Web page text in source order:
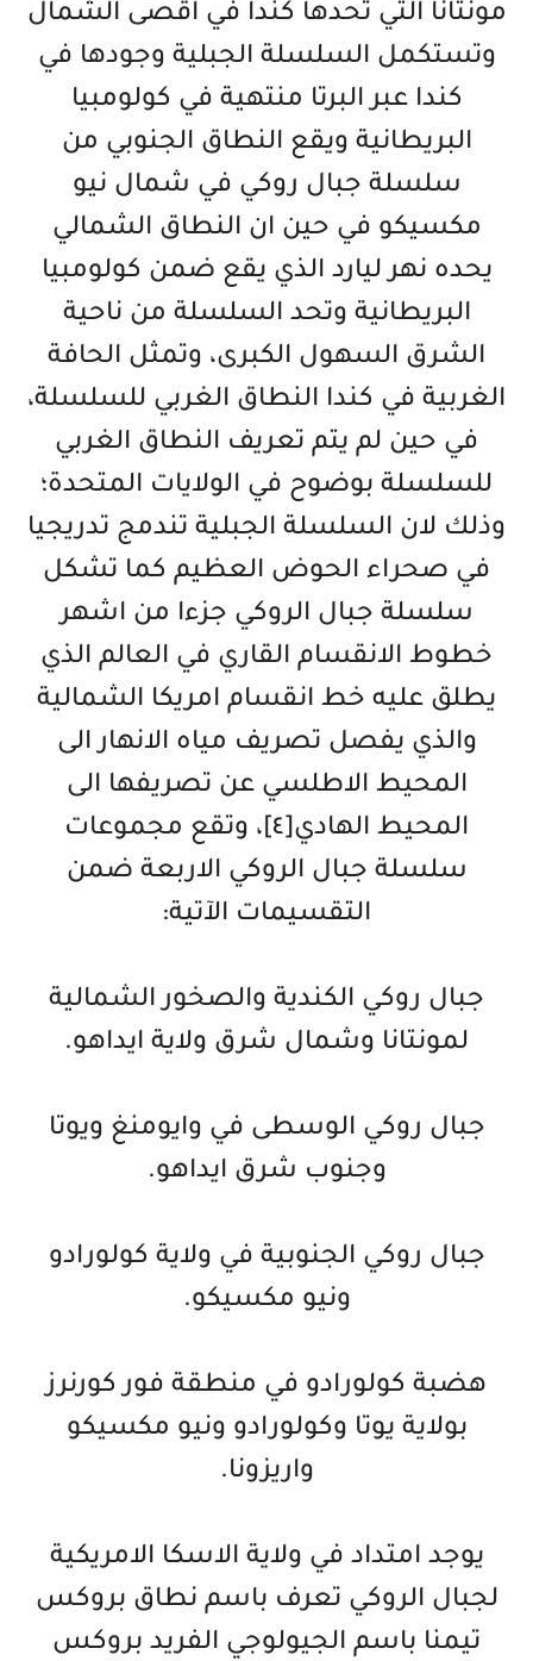
مونتانا التي تحدها كندا في اقصى الشمال
وتستكمل السلسلة الجبلية وجودها في
كندا عبر البرتا منتهية في كولومبيا
البريطانية ويقع النطاق الجنوبي من
سلسلة جبال روكي في شمال نيو
مكسيكو في حين ان النطاق الشمالي
يحده نهر ليارد الذي يقع ضمن كولومبيا
البريطانية وتحد السلسلة من ناحية
الشرق السهول الكبرى، وتمثل الحافة
الغربية في كندا النطاق الغربي للسلسلة،
في حين لم يتم تعريف النطاق الغربي
للسلسلة بوضوح في الولايات المتحدة؛
وذلك لان السلسلة الجبلية تندمج تدريجيا
في صحراء الحوض العظيم كما تشكل
سلسلة جبال الروكي جزءا من اشهر
خطوط الانقسام القاري في العالم الذي
يطلق عليه خط انقسام امريكا الشمالية
والذي يفصل تصريف مياه الانهار الى
المحيط الاطلسي عن تصريفها الى
المحيط الهادي[٤]، وتقع مجموعات
سلسلة جبال الروكي الاربعة ضمن
التقسيمات الآتية:
جبال روكي الكندية والصخور الشمالية
لمونتانا وشمال شرق ولاية ايداهو.
جبال روكي الوسطى في وايومنغ ويوتا
وجنوب شرق ايداهو.
جبال روكي الجنوبية في ولاية كولورادو
ونيو مكسيكو.
هضبة كولورادو في منطقة فور كورنرز
بولاية يوتا وكولورادو ونيو مكسيكو
واريزونا.
يوجد امتداد في ولاية الاسكا الامريكية
لجبال الروكي تعرف باسم نطاق بروكس
تيمنا باسم الجيولوجي الفريد بروكس